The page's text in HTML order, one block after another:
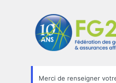
passe
Merci de renseigner